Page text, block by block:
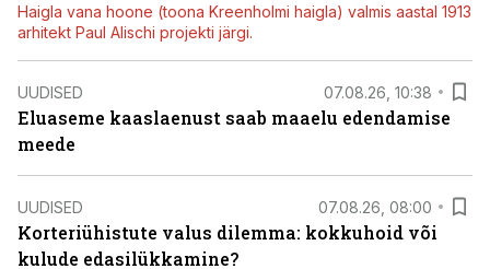
Haigla vana hoone (toona Kreenholmi haigla) valmis aastal 1913
arhitekt Paul Alischi projekti järgi.
UUDISED 07.08.26, 10:38
Eluaseme kaaslaenust saab maaelu edendamise
meede
UUDISED 07.08.26, 08:00
Korteriühistute valus dilemma: kokkuhoid või
kulude edasilükkamine?